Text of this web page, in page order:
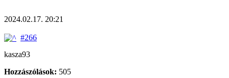
2024.02.17. 20:21
#266
kasza93
Hozzászólások: 505